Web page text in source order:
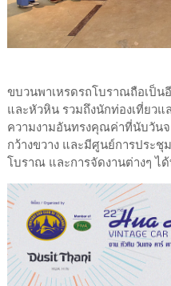
ขบวนพาเหรดรถโบราณถือเป็น
และหัวหิน รวมถึงนักท่องเที่ยว
ความงามอันทรงคุณค่าที่นับวันจ
กว้างขวาง และมีศูนย์การประชุ
โบราณ และการจัดงานต่างๆ ไ